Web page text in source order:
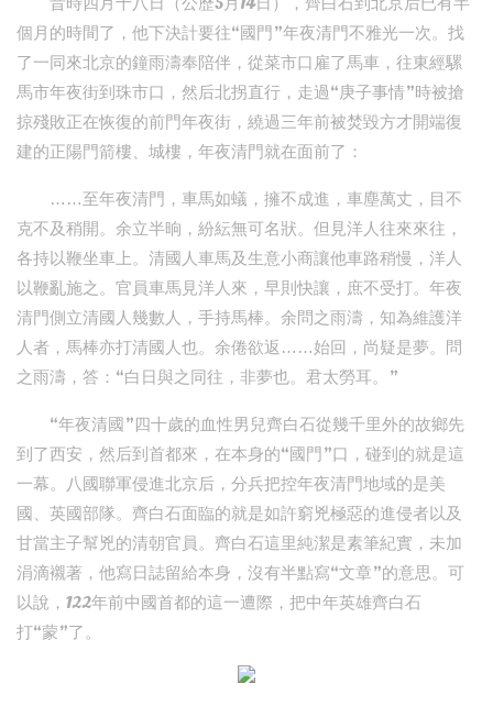
個月的時間了，他下決計要往“國門”年夜清門不雅光一次。找
了一同來北京的鐘雨濤奉陪伴，從菜市口雇了馬車，往東經騾
馬市年夜街到珠市口，然后北拐直行，走過“庚子事情”時被搶
掠殘敗正在恢復的前門年夜街，繞過三年前被焚毀方才開端復
建的正陽門箭樓、城樓，年夜清門就在面前了：
……至年夜清門，車馬如蟻，擁不成進，車塵萬丈，目不
克不及稍開。余立半晌，紛紜無可名狀。但見洋人往來來往，
各持以鞭坐車上。清國人車馬及生意小商讓他車路稍慢，洋人
以鞭亂施之。官員車馬見洋人來，早則快讓，庶不受打。年夜
清門側立清國人幾數人，手持馬棒。余問之雨濤，知為維護洋
人者，馬棒亦打清國人也。余倦欲返……始回，尚疑是夢。問
之雨濤，答：“白日與之同往，非夢也。君太勞耳。”
“年夜清國”四十歲的血性男兒齊白石從幾千里外的故鄉先
到了西安，然后到首都來，在本身的“國門”口，碰到的就是這
一幕。八國聯軍侵進北京后，分兵把控年夜清門地域的是美
國、英國部隊。齊白石面臨的就是如許窮兇極惡的進侵者以及
甘當主子幫兇的清朝官員。齊白石這里純潔是素筆紀實，未加
涓滴襯著，他寫日誌留給本身，沒有半點寫“文章”的意思。可
以說，122年前中國首都的這一遭際，把中年英雄齊白石
打“蒙”了。